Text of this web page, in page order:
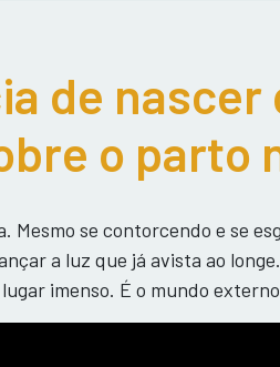
de
o parto
Mesmo se contorcendo e se
a luz que já avista ao
imenso. É o mundo